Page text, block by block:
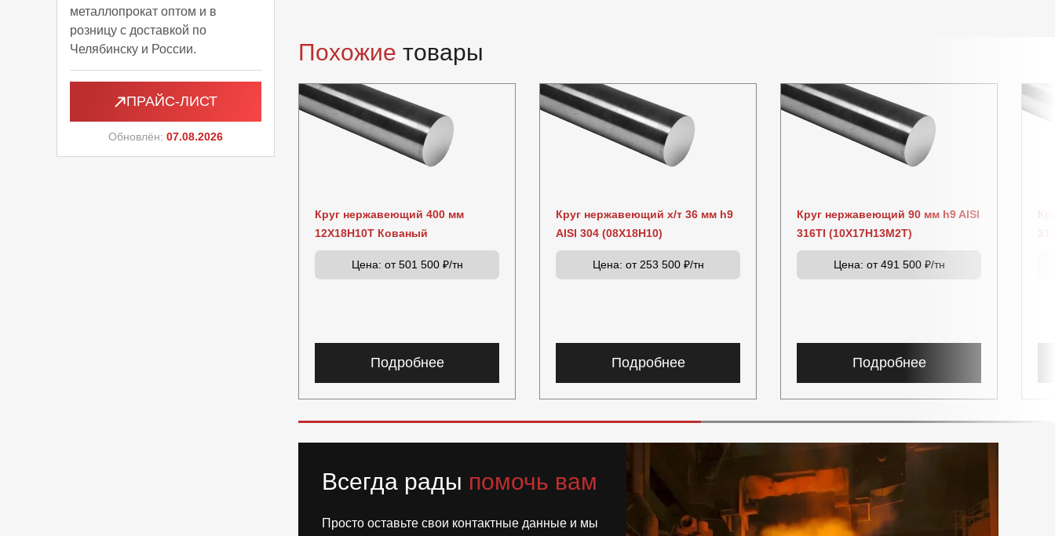
металлопрокат оптом и в
розницу с доставкой по
Челябинску и России.
ПРАЙС-ЛИСТ
Обновлён: 07.08.2026
Похожие товары
Круг нержавеющий 400 мм
12Х18Н10Т Кованый
Цена: от 501 500 ₽/тн
Подробнее
Круг нержавеющий х/т 36 мм h9
AISI 304 (08Х18Н10)
Цена: от 253 500 ₽/тн
Подробнее
Круг нержавеющий 90 мм h9 AISI
316TI (10Х17Н13М2Т)
Цена: от 491 500 ₽/тн
Подробнее
Всегда рады помочь вам
Просто оставьте свои контактные данные и мы